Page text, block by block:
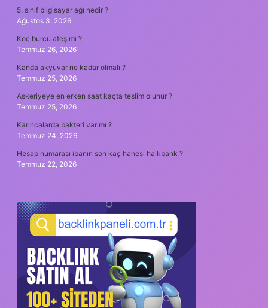
5. sınıf bilgisayar ağı nedir ?
Ağustos 3, 2026
Koç burcu ateş mi ?
Temmuz 26, 2026
Kanda akyuvar ne kadar olmalı ?
Temmuz 25, 2026
Askeriyeye en erken saat kaçta teslim olunur ?
Temmuz 25, 2026
Karıncalarda bakteri var mı ?
Temmuz 24, 2026
Hesap numarası ibanın son kaç hanesi halkbank ?
Temmuz 22, 2026